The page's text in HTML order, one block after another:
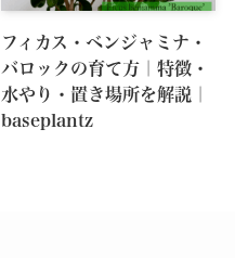
フィカス・ベンジャミナ・
バロックの育て方｜特徴・
水やり・置き場所を解説｜
baseplantz